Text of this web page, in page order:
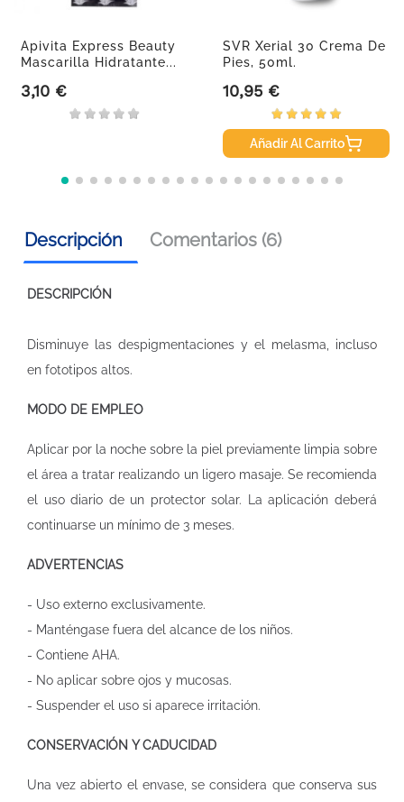
Apivita Express Beauty
Mascarilla Hidratante...
Precio
3,10 €
SVR Xerial 30 Crema De
Pies, 50ml.
Precio
10,95 €
Añadir Al Carrito
Descripción Comentarios (6)
DESCRIPCIÓN
Disminuye las despigmentaciones y el melasma, incluso
en fototipos altos.
MODO DE EMPLEO
Aplicar por la noche sobre la piel previamente limpia sobre
el área a tratar realizando un ligero masaje. Se recomienda
el uso diario de un protector solar. La aplicación deberá
continuarse un mínimo de 3 meses.
ADVERTENCIAS
- Uso externo exclusivamente.
- Manténgase fuera del alcance de los niños.
- Contiene AHA.
- No aplicar sobre ojos y mucosas.
- Suspender el uso si aparece irritación.
CONSERVACIÓN Y CADUCIDAD
Una vez abierto el envase, se considera que conserva sus